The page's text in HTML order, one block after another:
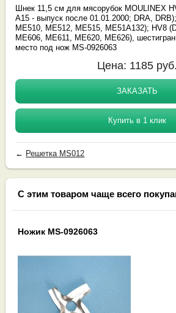
Шнек 11,5 см для мясорубок MOULINEX
А15 - выпуск после 01.01.2000; DRA,
ME510, ME512, ME515, ME51A132); HV8
ME606, ME611, ME620, ME626),
место под нож MS-0926063
Цена: 1185руб.
ЗАКАЗАТЬ
Купить в 1 клик
← Решетка MS012
С этим товаром чаще всего
Ножик MS-0926063